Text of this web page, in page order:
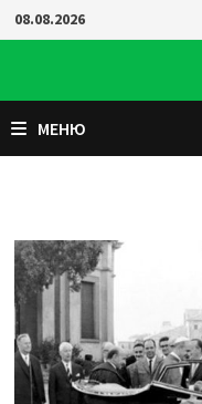
Перейти
к
08.08.2026
МЕНЮ